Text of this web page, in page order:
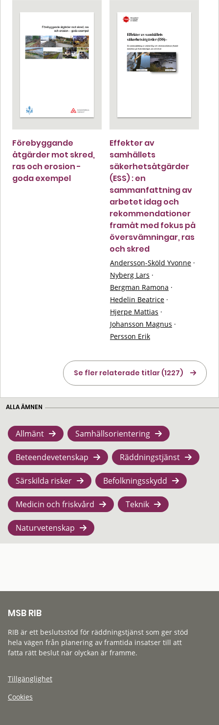
Förebyggande
åtgärder mot skred,
ras och erosion -
goda exempel
Effekter av
samhällets
säkerhetsåtgärder
(ESS) : en
sammanfattning av
arbetet idag och
rekommendationer
framåt med fokus på
översvämningar, ras
och skred
Andersson-Sköld Yvonne ·
Nyberg Lars ·
Bergman Ramona ·
Hedelin Beatrice ·
Hjerpe Mattias ·
Johansson Magnus ·
Persson Erik
Se fler relaterade titlar (1227)
ALLA ÄMNEN
Allmänt Samhällsorientering
Beteendevetenskap Räddningstjänst
Särskilda risker Befolkningsskydd
Medicin och friskvård Teknik
Naturvetenskap
MSB RIB
RIB är ett beslutsstöd för räddningstjänst som ger stöd
hela vägen från planering av framtida insatser till att
fatta rätt beslut när olyckan är framme.
Tillgänglighet
Cookies